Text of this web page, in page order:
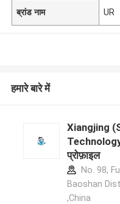
ब्रांड नाम UR
हमारे बारे में
Xiangjing
Technology
प्रोफ़ाइल
No. 98,
Baoshan
,China